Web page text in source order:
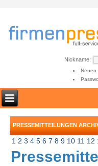
Nickname:
Neuen
PRESSEMITTEILUNGEN
1 2 3 4 5 6 7 8 9 10 11 12